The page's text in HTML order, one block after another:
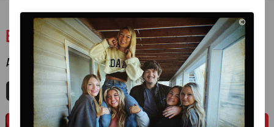
Eurovisie Songfestival 2023
AMUSEMENT ·
MIJNGIDS AGENDA DELEN
©